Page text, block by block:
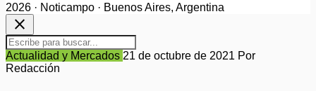
2026 · Noticampo · Buenos Aires, Argentina
close
Actualidad y Mercados 21 de octubre de 2021 Por
Redacción